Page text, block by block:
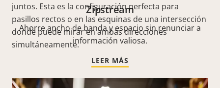
juntos. Esta es la configuración perfecta para
pasillos rectos o en las esquinas de una intersección
donde puede mirar en ambas direcciones
simultáneamente.
Zipstream
Ahorre ancho de banda y espacio sin renunciar a
información valiosa.
LEER MÁS